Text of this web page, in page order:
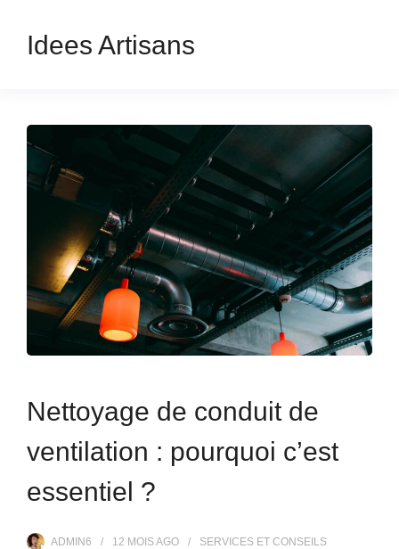
Idees Artisans
Nettoyage de conduit de
ventilation : pourquoi c’est
essentiel ?
ADMIN6 12 MOISAGO SERVICES ET CONSEILS